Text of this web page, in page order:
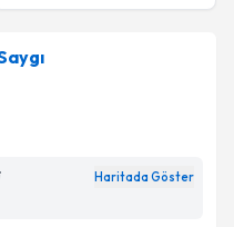
Haritada Göster